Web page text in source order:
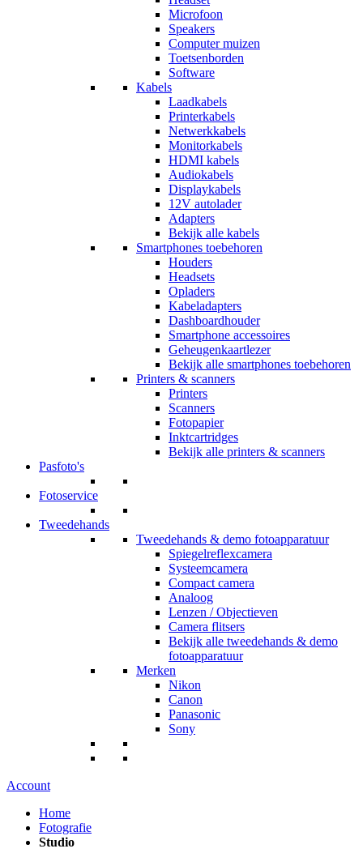
Microfoon
Speakers
Computer muizen
Toetsenborden
Software
Kabels
Laadkabels
Printerkabels
Netwerkkabels
Monitorkabels
HDMI kabels
Audiokabels
Displaykabels
12V autolader
Adapters
Bekijk alle kabels
Smartphones toebehoren
Houders
Headsets
Opladers
Kabeladapters
Dashboardhouder
Smartphone accessoires
Geheugenkaartlezer
Bekijk alle smartphones toebehoren
Printers & scanners
Printers
Scanners
Fotopapier
Inktcartridges
Bekijk alle printers & scanners
Pasfoto's
Fotoservice
Tweedehands
Tweedehands & demo fotoapparatuur
Spiegelreflexcamera
Systeemcamera
Compact camera
Analoog
Lenzen / Objectieven
Camera flitsers
Bekijk alle tweedehands & demo
fotoapparatuur
Merken
Nikon
Canon
Panasonic
Sony
Account
Home
Fotografie
Studio